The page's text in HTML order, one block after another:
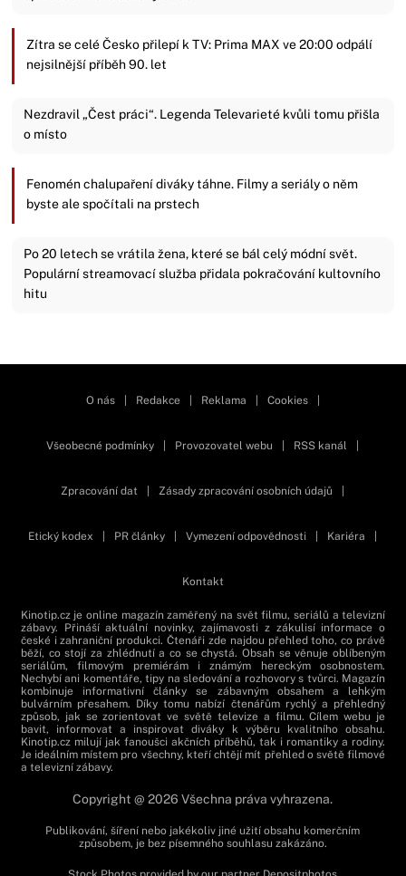
Zítra se celé Česko přilepí k TV: Prima MAX ve 20:00 odpálí
nejsilnější příběh 90. let
Nezdravil „Čest práci“. Legenda Televarieté kvůli tomu přišla
o místo
Fenomén chalupaření diváky táhne. Filmy a seriály o něm
byste ale spočítali na prstech
Po 20 letech se vrátila žena, které se bál celý módní svět.
Populární streamovací služba přidala pokračování kultovního
hitu
O nás Redakce Reklama Cookies
Všeobecné podmínky Provozovatel webu RSS kanál
Zpracování dat Zásady zpracování osobních údajů
Etický kodex PR články Vymezení odpovědnosti Kariéra
Kontakt
Kinotip.cz je online magazín zaměřený na svět filmu, seriálů a televizní
zábavy. Přináší aktuální novinky, zajímavosti z zákulisí informace o
české i zahraniční produkci. Čtenáři zde najdou přehled toho, co právě
běží, co stojí za zhlédnutí a co se chystá. Obsah se věnuje oblíbeným
seriálům, filmovým premiérám i známým hereckým osobnostem.
Nechybí ani komentáře, tipy na sledování a rozhovory s tvůrci. Magazín
kombinuje informativní články se zábavným obsahem a lehkým
bulvárním přesahem. Díky tomu nabízí čtenářům rychlý a přehledný
způsob, jak se zorientovat ve světě televize a filmu. Cílem webu je
bavit, informovat a inspirovat diváky k výběru kvalitního obsahu.
Kinotip.cz milují jak fanoušci akčních příběhů, tak i romantiky a rodiny.
Je ideálním místem pro všechny, kteří chtějí mít přehled o světě filmové
a televizní zábavy.
Copyright @ 2026 Všechna práva vyhrazena.
Publikování, šíření nebo jakékoliv jiné užití obsahu komerčním
způsobem, je bez písemného souhlasu zakázáno.